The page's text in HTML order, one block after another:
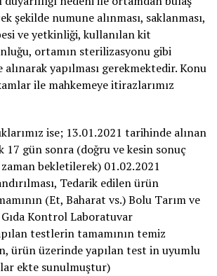
şekilde numune alınması, saklanması,
ve yetkinliği, kullanılan kit
ortamın sterilizasyonu gibi
yapılması gerekmektedir. Konu
ile mahkemeye itirazlarımız
ise; 13.01.2021 tarihinde alınan
17 gün sonra (doğru ve kesin sonuç
bekletilerek) 01.02.2021
Tedarik edilen ürün
(Et, Baharat vs.) Bolu Tarım ve
Gıda Kontrol Laboratuvar
testlerin tamamının temiz
ürün üzerinde yapılan test in uyumlu
ekte sunulmuştur)